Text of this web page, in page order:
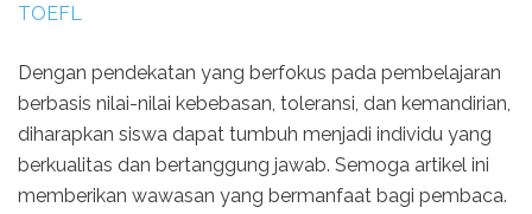
TOEFL
Dengan pendekatan yang berfokus pada pembelajaran
berbasis nilai-nilai kebebasan, toleransi, dan kemandirian,
diharapkan siswa dapat tumbuh menjadi individu yang
berkualitas dan bertanggung jawab. Semoga artikel ini
memberikan wawasan yang bermanfaat bagi pembaca.